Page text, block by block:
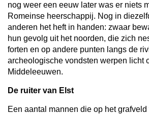
nog weer een eeuw later was er niets
Romeinse heerschappij. Nog in
anderen het heft in handen: zwaar
hun gevolg uit het noorden, die zich
forten en op andere punten langs de
archeologische vondsten werpen licht
Middeleeuwen.
De ruiter van Elst
Een aantal mannen die op het grafveld